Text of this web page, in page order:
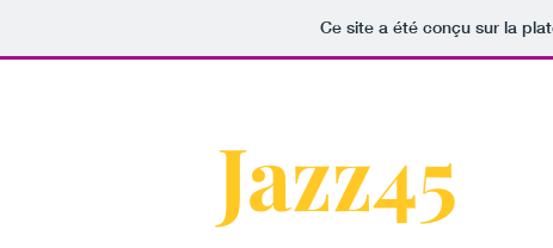
Ce site a été conçu sur la
​​Jazz45